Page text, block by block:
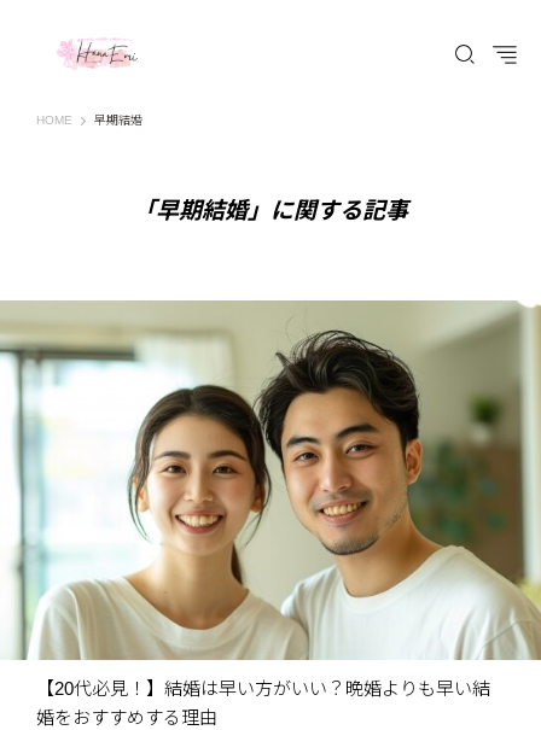
HOME はなえみ│HANAEMI│素敵な出会いを応援するWEBマガジン 広島、福山での婚活恋
早期結婚
「早期結婚」に関する記事
【20代必見！】結婚は早い方がいい？晩婚よりも早い結
婚をおすすめする理由